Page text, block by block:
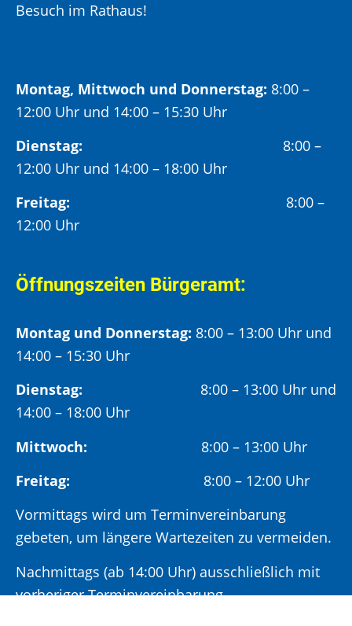
Besuch im Rathaus!
Montag, Mittwoch und Donnerstag: 8:00 –
12:00 Uhr und 14:00 – 15:30 Uhr
Dienstag: 8:00 –
12:00 Uhr und 14:00 – 18:00 Uhr
Freitag:
8:00 –
12:00 Uhr
Öffnungszeiten Bürgeramt:
Montag und Donnerstag: 8:00 – 13:00 Uhr und
14:00 – 15:30 Uhr
Dienstag: 8:00 – 13:00 Uhr und
14:00 – 18:00 Uhr
Mittwoch: 8:00 – 13:00 Uhr
Freitag:
8:00 – 12:00 Uhr
Vormittags wird um Terminvereinbarung
gebeten, um längere Wartezeiten zu vermeiden.
Nachmittags (ab 14:00 Uhr) ausschließlich mit
vorheriger Terminvereinbarung.